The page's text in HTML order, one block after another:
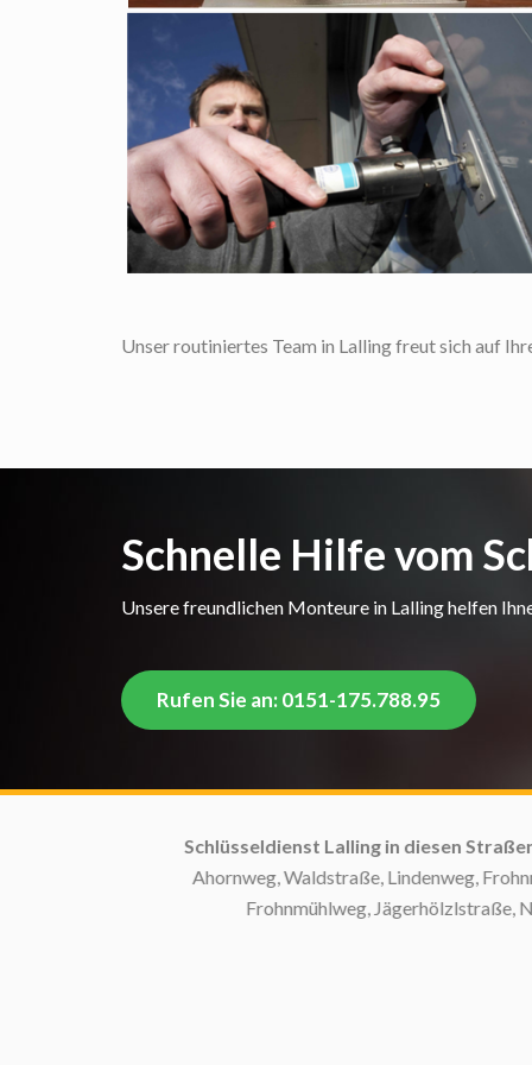
Unser routiniertes Team in Lalling freut sich auf
Schnelle Hilfe vom
Unsere freundlichen Monteure in Lalling helfen
Rufen Sie an: 0151-175.788.95
Schlüsseldienst Lalling in diesen Straßen:
Ahornweg, Waldstraße, Lindenweg,
Frohnmühlweg, Jägerhölzlstraße,